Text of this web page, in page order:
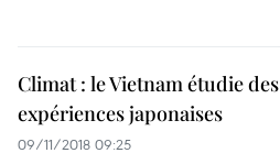
Climat : le Vietnam étudie des
expériences japonaises
09/11/2018 09:25